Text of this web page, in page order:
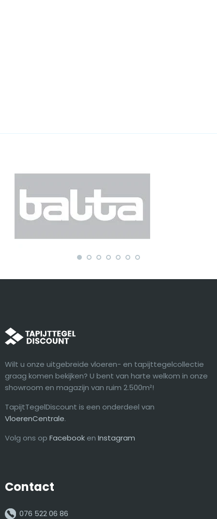
Wilt u onze uitgebreide vloeren- en tapijttegelcollectie
graag komen bekijken? U bent van harte welkom in onze
showroom en magazijn van ruim 2.500m²!
TapijtTegelDiscount is een onderdeel van
VloerenCentrale.
Volg ons op Facebook en Instagram
Contact
076 522 06 86